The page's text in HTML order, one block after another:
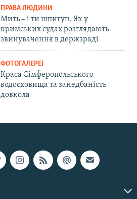
ПРАВА ЛЮДИНИ
Мить – і ти шпигун. Як у
кримських судах розглядають
звинувачення в держзраді
ФОТОГАЛЕРЕЇ
Краса Сімферопольського
водосховища та занедбаність
довкола